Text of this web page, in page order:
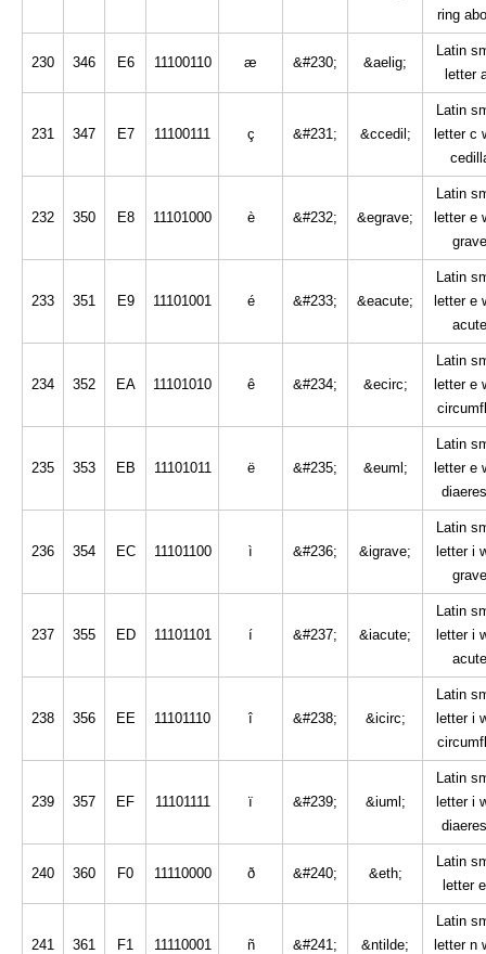
ring
230 346 E6 11100110 æ &#230; &aelig;
Latin
letter
231 347 E7 11100111 ç &#231; &ccedil;
Latin
letter c
232 350 E8 11101000 è &#232; &egrave;
Latin
letter e
grave
233 351 E9 11101001 é &#233; &eacute;
Latin
letter e
acute
234 352 EA 11101010 ê &#234; &ecirc;
Latin
letter e
235 353 EB 11101011 ë &#235; &euml;
Latin
letter e
236 354 EC 11101100 ì &#236; &igrave;
Latin
letter i
grave
237 355 ED 11101101 í &#237; &iacute;
Latin
letter i
acute
238 356 EE 11101110 î &#238; &icirc;
Latin
letter i
239 357 EF 11101111 ï &#239; &iuml;
Latin
letter i
240 360 F0 11110000 ð &#240; &eth;
Latin
letter
241 361 F1 11110001 ñ &#241; &ntilde;
Latin
letter n